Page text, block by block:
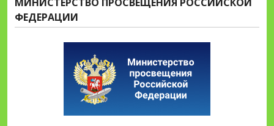
ФЕДЕРАЦИИ